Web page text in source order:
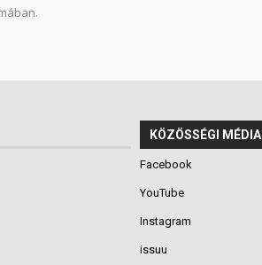
KÖZÖSSÉGI MÉDIA
Facebook
YouTube
Instagram
issuu